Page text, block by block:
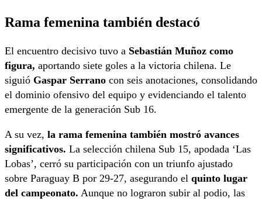
Rama femenina también destacó
El encuentro decisivo tuvo a Sebastián Muñoz como
figura, aportando siete goles a la victoria chilena. Le
siguió Gaspar Serrano con seis anotaciones, consolidando
el dominio ofensivo del equipo y evidenciando el talento
emergente de la generación Sub 16.
A su vez, la rama femenina también mostró avances
significativos. La selección chilena Sub 15, apodada ‘Las
Lobas’, cerró su participación con un triunfo ajustado
sobre Paraguay B por 29-27, asegurando el quinto lugar
del campeonato. Aunque no lograron subir al podio, las